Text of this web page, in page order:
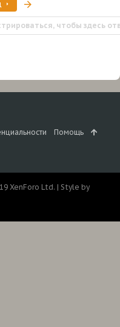
чтобы здесь
Помощь
XenForo Ltd. | Style by